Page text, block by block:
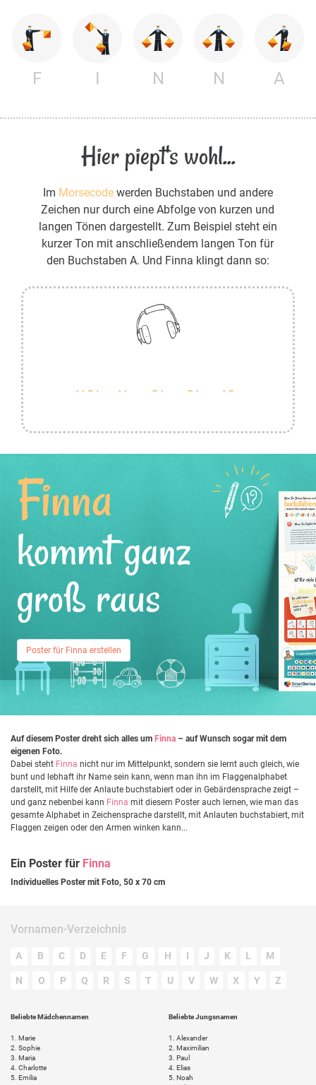
F I N N A
Hier piept's wohl...
Im Morsecodewerden Buchstaben und andere
Zeichen nur durch eine Abfolge von kurzen und
langen Tönen dargestellt. Zum Beispiel steht ein
kurzer Ton mit anschließendem langen Ton für
den Buchstaben A. Und Finna klingt dann so:
Finna
kommt ganz
groß raus
Poster für Finna erstellen
Auf diesem Poster dreht sich alles um Finna – auf Wunsch sogar mit dem
eigenen Foto.
Dabei steht Finna nicht nur im Mittelpunkt, sondern sie lernt auch gleich, wie
bunt und lebhaft ihr Name sein kann, wenn man ihn im Flaggenalphabet
darstellt, mit Hilfe der Anlaute buchstabiert oder in Gebärdensprache zeigt –
und ganz nebenbei kann Finna mit diesem Poster auch lernen, wie man das
gesamte Alphabet in Zeichensprache darstellt, mit Anlauten buchstabiert, mit
Flaggen zeigen oder den Armen winken kann...
Ein Poster für Finna
Individuelles Poster mit Foto, 50 x 70 cm
Vornamen-Verzeichnis
A B C D E F G H I J K L M
N O P Q R S T U V W X Y Z
Beliebte Mädchennamen
1.
Marie
2. Sophie
3. Maria
4. Charlotte
5. Emilia
Beliebte Jungsnamen
1.
Alexander
2. Maximilian
3. Paul
4. Elias
5. Noah